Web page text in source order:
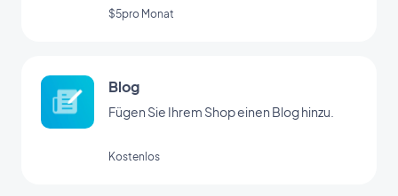
$5pro Monat
Blog
Fügen Sie Ihrem Shop einen Blog hinzu.
Kostenlos